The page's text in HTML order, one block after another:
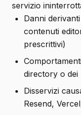
servizio
Danni
contenuti
prescrittivi)
directory o dei
Disservizi
Resend,